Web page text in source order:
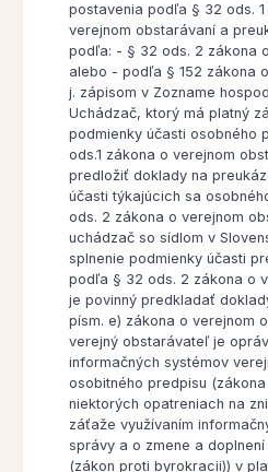
postavenia podľa § 32 ods.
verejnom obstarávaní a
podľa: - § 32 ods. 2 zákona
alebo - podľa § 152 zákona
j. zápisom v Zozname
Uchádzač, ktorý má platný
podmienky účasti osobného
ods.1 zákona o verejnom
predložiť doklady na
účasti týkajúcich sa
ods. 2 zákona o verejnom
uchádzač so sídlom v
splnenie podmienky účasti
podľa § 32 ods. 2 zákona o
je povinný predkladať
písm. e) zákona o verejnom
verejný obstarávateľ je
informačných systémov
osobitného predpisu (zákona
niektorých opatreniach na
záťaže využívaním
správy a o zmene a
(zákon proti byrokracii)) v